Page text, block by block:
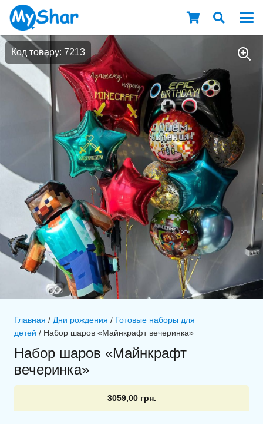
Код товару: 7213
Главная / Дни рождения / Готовые наборы для
детей / Набор шаров «Майнкрафт вечеринка»
Набор шаров «Майнкрафт
вечеринка»
3059,00 грн.